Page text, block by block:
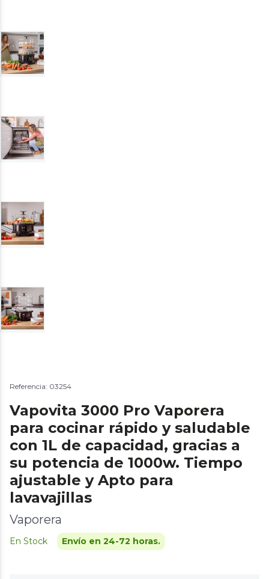
Referencia: 03254
Vapovita 3000 Pro Vaporera
para cocinar rápido y saludable
con 1L de capacidad, gracias a
su potencia de 1000w. Tiempo
ajustable y Apto para
lavavajillas
Vaporera
En Stock Envío en 24-72 horas.